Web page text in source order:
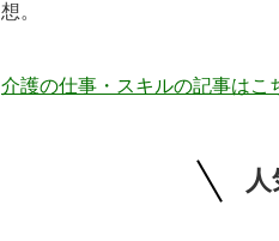
想。
介護の仕事・スキルの記事はこ